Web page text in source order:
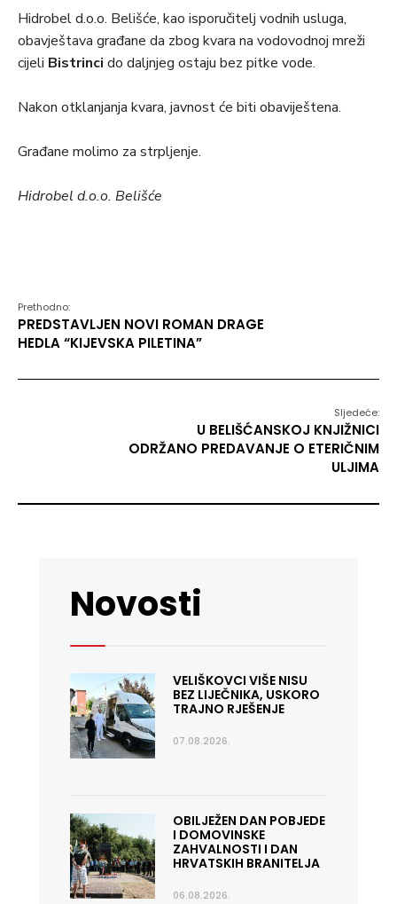
Hidrobel d.o.o. Belišće, kao isporučitelj vodnih usluga,
obavještava građane da zbog kvara na vodovodnoj mreži
cijeli Bistrinci do daljnjeg ostaju bez pitke vode.
Nakon otklanjanja kvara, javnost će biti obaviještena.
Građane molimo za strpljenje.
Hidrobel d.o.o. Belišće
Prethodno:
PREDSTAVLJEN NOVI ROMAN DRAGE
HEDLA “KIJEVSKA PILETINA”
Sljedeće:
U BELIŠĆANSKOJ KNJIŽNICI
ODRŽANO PREDAVANJE O ETERIČNIM
ULJIMA
Novosti
VELIŠKOVCI VIŠE NISU
BEZ LIJEČNIKA, USKORO
TRAJNO RJEŠENJE
07.08.2026.
OBILJEŽEN DAN POBJEDE
I DOMOVINSKE
ZAHVALNOSTI I DAN
HRVATSKIH BRANITELJA
06.08.2026.